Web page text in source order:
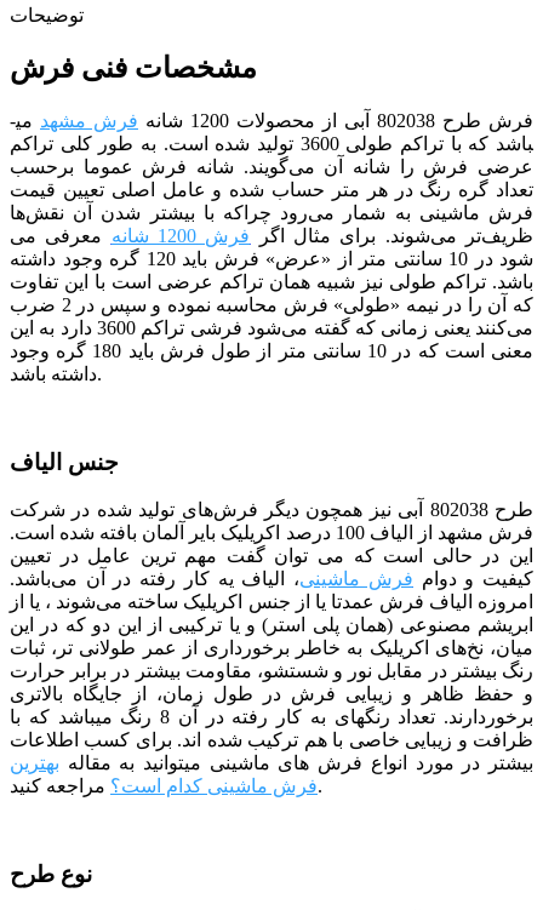
توضیحات
مشخصات فنی فرش
فرش طرح 802038 آبی از محصولات 1200 شانه فرش مشهدمی­
باشد که با تراکم طولی 3600 تولید شده است.
به طور کلی تراکم
عرضی فرش را شانه آن می‌گویند. شانه فرش عموما برحسب
تعداد گره رنگ در هر متر حساب شده و عامل اصلی تعیین قیمت
فرش ماشینی به شمار می‌رود چراکه با بیشتر شدن آن نقش‌ها
ظریف‌تر می‌شوند. برای مثال اگر فرش 1200 شانه
معرفی می
شود در 10 سانتی متر از «عرض» فرش باید 120 گره وجود داشته
باشد. تراکم طولی نیز شبیه همان تراکم عرضی است با این تفاوت
که آن را در نیمه «طولی» فرش محاسبه نموده و سپس در 2 ضرب
می‌کنند
یعنی زمانی که گفته می‌شود فرشی تراکم 3600 دارد به این
معنی است که در 10 سانتی متر از طول فرش باید 180 گره وجود
داشته باشد.
جنس الیاف
طرح 802038 آبی
نیز همچون دیگر فرش‌های تولید شده در شرکت
فرش مشهد از الیاف 100 درصد اکریلیک بایر آلمان بافته شده است.
این در حالی است که می توان گفت مهم ترین عامل در تعیین
کیفیت و دوام فرش ماشینی، الیاف یه کار رفته در آن می‌باشد.
امروزه الیاف فرش عمدتا یا از جنس اکریلیک ساخته می‌شوند ، یا از
ابریشم مصنوعی (همان پلی استر) و یا ترکیبی از این دو که در این
میان، نخ‌های اکریلیک به خاطر برخورداری از عمر طولانی تر، ثبات
رنگ بیشتر در مقابل نور و شستشو، مقاومت بیشتر در برابر حرارت
و حفظ ظاهر و زیبایی فرش در طول زمان، از جایگاه بالاتری
برخوردارند. تعداد رنگ­­های به کار رفته در آن 8 رنگ می­باشد که با
ظرافت و زیبایی خاصی با هم ترکیب شده­ اند. برای کسب اطلاعات
بیشتر در مورد انواع فرش های ماشینی میتوانید به مقاله بهترین
فرش ماشینی کدام است؟مراجعه کنید.
نوع طرح